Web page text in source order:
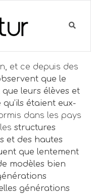
et ce depuis des
que le
leurs élèves et
étaient eux-
dans les pays
structures
et des hautes
que lentement
modèles bien
générations